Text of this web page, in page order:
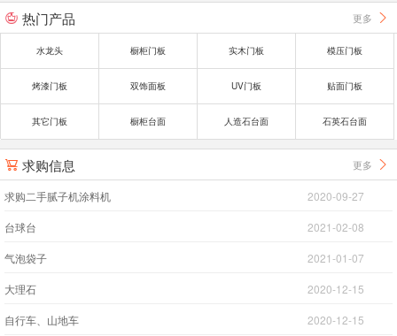
 热门产品 更多 
水龙头 橱柜门板 实木门板 模压门板
烤漆门板 双饰面板 UV门板 贴面门板
其它门板 橱柜台面 人造石台面 石英石台面
 求购信息 更多 
求购二手腻子机涂料机 2020-09-27
台球台 2021-02-08
气泡袋子 2021-01-07
大理石 2020-12-15
自行车、山地车 2020-12-15